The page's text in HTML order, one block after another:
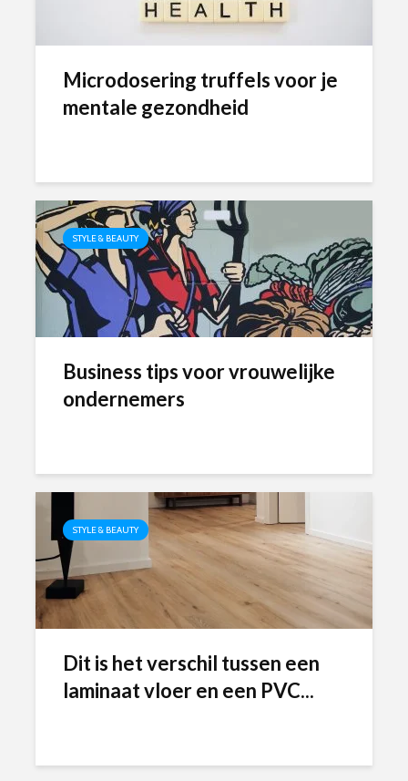
Microdosering truffels voor je
mentale gezondheid
STYLE & BEAUTY
Business tips voor vrouwelijke
ondernemers
STYLE & BEAUTY
Dit is het verschil tussen een
laminaat vloer en een PVC...